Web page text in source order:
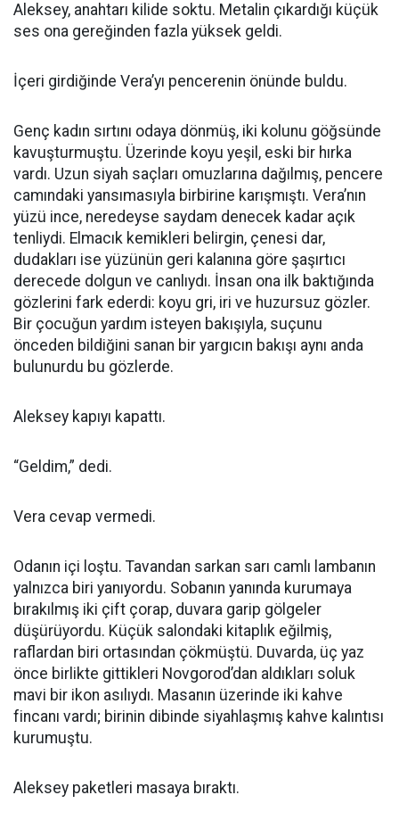
Aleksey, anahtarı kilide soktu. Metalin çıkardığı küçük
ses ona gereğinden fazla yüksek geldi.
İçeri girdiğinde Vera’yı pencerenin önünde buldu.
Genç kadın sırtını odaya dönmüş, iki kolunu göğsünde
kavuşturmuştu. Üzerinde koyu yeşil, eski bir hırka
vardı. Uzun siyah saçları omuzlarına dağılmış, pencere
camındaki yansımasıyla birbirine karışmıştı. Vera’nın
yüzü ince, neredeyse saydam denecek kadar açık
tenliydi. Elmacık kemikleri belirgin, çenesi dar,
dudakları ise yüzünün geri kalanına göre şaşırtıcı
derecede dolgun ve canlıydı. İnsan ona ilk baktığında
gözlerini fark ederdi: koyu gri, iri ve huzursuz gözler.
Bir çocuğun yardım isteyen bakışıyla, suçunu
önceden bildiğini sanan bir yargıcın bakışı aynı anda
bulunurdu bu gözlerde.
Aleksey kapıyı kapattı.
“Geldim,” dedi.
Vera cevap vermedi.
Odanın içi loştu. Tavandan sarkan sarı camlı lambanın
yalnızca biri yanıyordu. Sobanın yanında kurumaya
bırakılmış iki çift çorap, duvara garip gölgeler
düşürüyordu. Küçük salondaki kitaplık eğilmiş,
raflardan biri ortasından çökmüştü. Duvarda, üç yaz
önce birlikte gittikleri Novgorod’dan aldıkları soluk
mavi bir ikon asılıydı. Masanın üzerinde iki kahve
fincanı vardı; birinin dibinde siyahlaşmış kahve kalıntısı
kurumuştu.
Aleksey paketleri masaya bıraktı.